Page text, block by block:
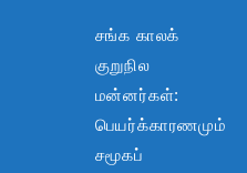
சங்க காலக்
குறுநில
மன்னர்கள்:
பெயர்க்காரணமும்
சமூகப்